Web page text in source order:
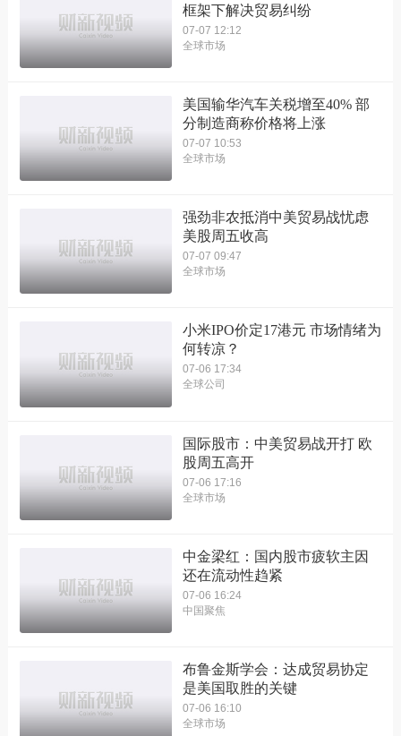
框架下解决贸易纠纷
07-07 12:12
全球市场
美国输华汽车关税增至40% 部
分制造商称价格将上涨
07-07 10:53
全球市场
强劲非农抵消中美贸易战忧虑
美股周五收高
07-07 09:47
全球市场
小米IPO价定17港元 市场情绪为
何转凉？
07-06 17:34
全球公司
国际股市：中美贸易战开打 欧
股周五高开
07-06 17:16
全球市场
中金梁红：国内股市疲软主因
还在流动性趋紧
07-06 16:24
中国聚焦
布鲁金斯学会：达成贸易协定
是美国取胜的关键
07-06 16:10
全球市场